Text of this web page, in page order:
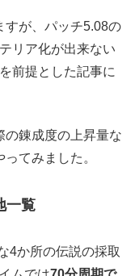
すが、パッチ5.08の
リア化が出来ない
前提とした記事に
の錬成度の上昇量な
てみました。
一覧
4か所の伝説の採取